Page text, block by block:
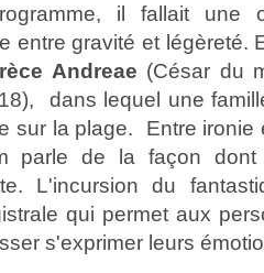
il fallait une
entre gravité et légèreté.
Andreae (César du
dans lequel une
sur la plage. Entre ironie
parle de la façon
L'incursion du
qui permet aux
s'exprimer leurs